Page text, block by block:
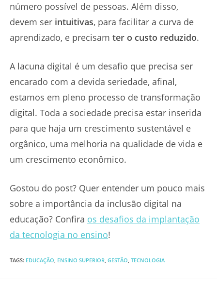
número possível de pessoas. Além disso,
devem ser intuitivas, para facilitar a curva de
aprendizado, e precisam ter o custo reduzido.
A lacuna digital é um desafio que precisa ser
encarado com a devida seriedade, afinal,
estamos em pleno processo de transformação
digital. Toda a sociedade precisa estar inserida
para que haja um crescimento sustentável e
orgânico, uma melhoria na qualidade de vida e
um crescimento econômico.
Gostou do post? Quer entender um pouco mais
sobre a importância da inclusão digital na
educação? Confira os desafios da implantação
da tecnologia no ensino!
TAGS: EDUCAÇÃO, ENSINO SUPERIOR, GESTÃO, TECNOLOGIA